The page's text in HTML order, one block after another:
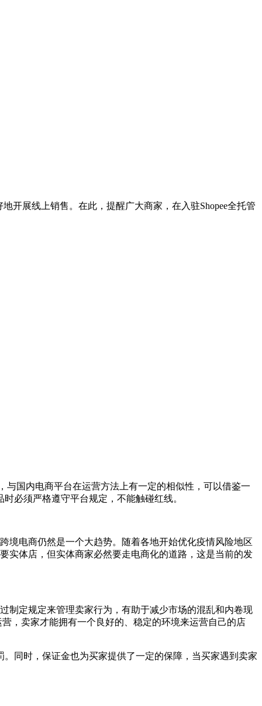
开展线上销售。在此，提醒广大商家，在入驻Shopee全托管
与国内电商平台在运营方法上有一定的相似性，可以借鉴一
必须严格遵守平台规定，不能触碰红线。
境电商仍然是一个大趋势。随着各地开始优化疫情风险地区
实体店，但实体商家必然要走电商化的道路，这是当前的发
制定规定来管理卖家行为，有助于减少市场的混乱和内卷现
，卖家才能拥有一个良好的、稳定的环境来运营自己的店
同时，保证金也为买家提供了一定的保障，当买家遇到卖家